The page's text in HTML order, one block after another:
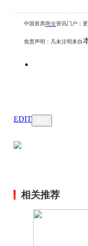
中国首席商业资讯门户；
免责声明：凡未注明来自
EDIT
相关推荐